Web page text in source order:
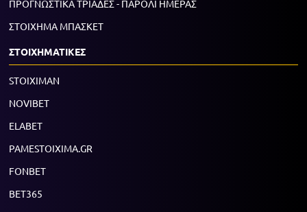
ΠΡΟΓΝΩΣΤΙΚΑ ΤΡΙΑΔΕΣ - ΠΑΡΟΛΙ ΗΜΕΡΑΣ
ΣΤΟΙΧΗΜΑ ΜΠΑΣΚΕΤ
ΣΤΟΙΧΗΜΑΤΙΚΕΣ
STOIXIMAN
NOVIBET
ELABET
PAMESTOIXIMA.GR
FONBET
BET365